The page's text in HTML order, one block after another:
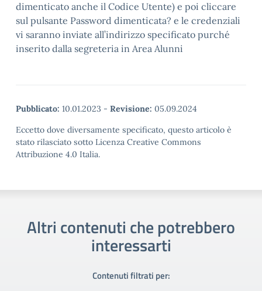
dimenticato anche il Codice Utente) e poi cliccare
sul pulsante Password dimenticata? e le credenziali
vi saranno inviate all’indirizzo specificato purché
inserito dalla segreteria in Area Alunni
Pubblicato: 10.01.2023 - Revisione: 05.09.2024
Eccetto dove diversamente specificato, questo articolo è
stato rilasciato sotto Licenza Creative Commons
Attribuzione 4.0 Italia.
Altri contenuti che potrebbero
interessarti
Contenuti filtrati per: